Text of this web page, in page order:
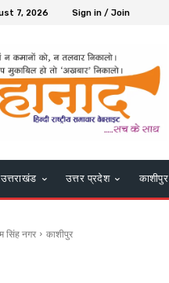
7, 2026 Sign in / Join
उत्तराखंड उत्तर प्रदेश काशीपुर
सिंह नगर काशीपुर